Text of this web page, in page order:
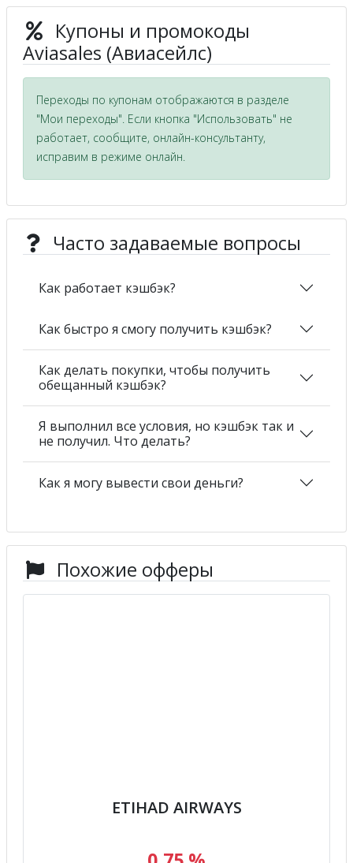
Купоны и промокоды
Aviasales (Авиасейлс)
Переходы по купонам отображаются в разделе
"Мои переходы". Если кнопка "Использовать" не
работает, сообщите, онлайн-консультанту,
исправим в режиме онлайн.
Часто задаваемые вопросы
Как работает кэшбэк?
Как быстро я смогу получить кэшбэк?
Как делать покупки, чтобы получить
обещанный кэшбэк?
Я выполнил все условия, но кэшбэк так и
не получил. Что делать?
Как я могу вывести свои деньги?
Похожие офферы
ETIHAD AIRWAYS